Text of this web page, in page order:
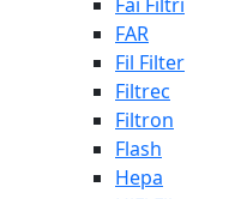
Fai Filtri
FAR
Fil Filter
Filtrec
Filtron
Flash
Hepa